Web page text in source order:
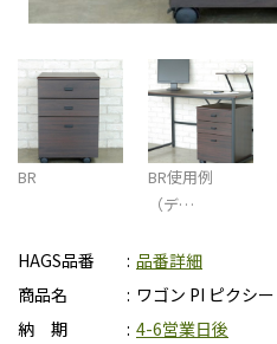
BR
BR使用例
（デ…
HAGS品番
品番詳細
商品名
ワゴン PI ピクシー
納 期
4-6営業日後